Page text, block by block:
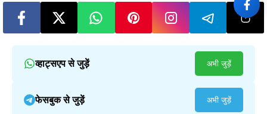
व्हाट्सएप से जुड़ें अभी जुड़ें
फेसबुक से जुड़ें अभी जुड़ें